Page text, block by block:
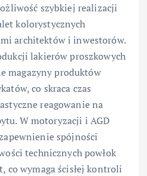
szybkiej realizacji
kolorystycznych
architektów i inwestorów.
lakierów proszkowych
magazyny produktów
co skraca czas
reagowanie na
W motoryzacji i AGD
spójności
technicznych powłok
co wymaga ścisłej kontroli